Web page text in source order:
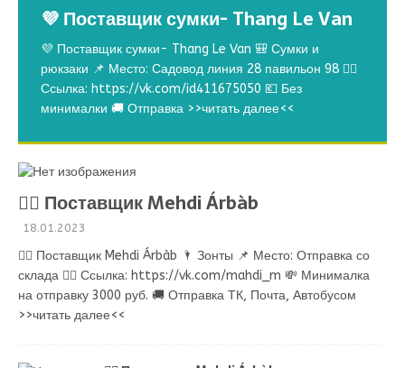
💜 Поставщик сумки- Thang Le Van
💜 Поставщик сумки- Thang Le Van 🎒 Сумки и
рюкзаки 📌 Место: Садовод линия 28 павильон 98 👉🏻
Ссылка: https://vk.com/id411675050 💶 Без
минималки 🚚 Отправка >>читать далее<<
💁‍♂ Поставщик Mehdi Árbàb
18.01.2023
💁‍♂ Поставщик Mehdi Árbàb 🌂 Зонты 📌 Место: Отправка со
склада 👉🏻 Ссылка: https://vk.com/mahdi_m 💸 Минималка
на отправку 3000 руб. 🚚 Отправка ТК, Почта, Автобусом
>>читать далее<<